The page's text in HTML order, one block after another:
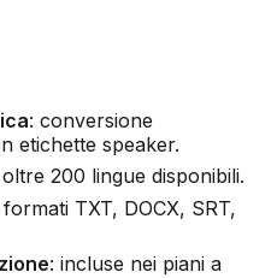
: conversione
etichette speaker.
oltre 200 lingue disponibili.
formati TXT, DOCX, SRT,
: incluse nei piani a